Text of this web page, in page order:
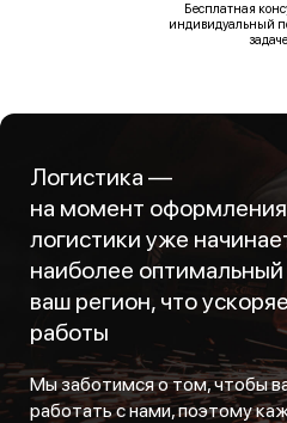
Бесплатная
индивидуальный
задаче
Логистика —
на момент оформления
логистики уже
наиболее
ваш регион, что
работы
Мы заботимся о том, чтобы
работать с нами, поэтому